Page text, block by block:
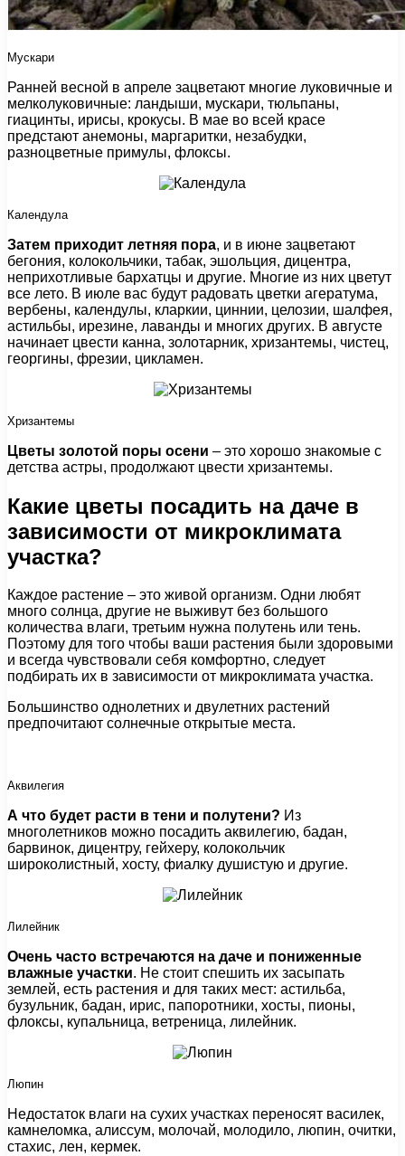
Мускари
Ранней весной в апреле зацветают многие луковичные и
мелколуковичные: ландыши, мускари, тюльпаны,
гиацинты, ирисы, крокусы. В мае во всей красе
предстают анемоны, маргаритки, незабудки,
разноцветные примулы, флоксы.
Календула
Затем приходит летняя пора, и в июне зацветают
бегония, колокольчики, табак, эшольция, дицентра,
неприхотливые бархатцы и другие. Многие из них цветут
все лето. В июле вас будут радовать цветки агератума,
вербены, календулы, кларкии, циннии, целозии, шалфея,
астильбы, ирезине, лаванды и многих других. В августе
начинает цвести канна, золотарник, хризантемы, чистец,
георгины, фрезии, цикламен.
Хризантемы
Цветы золотой поры осени – это хорошо знакомые с
детства астры, продолжают цвести хризантемы.
Какие цветы посадить на даче в
зависимости от микроклимата
участка?
Каждое растение – это живой организм. Одни любят
много солнца, другие не выживут без большого
количества влаги, третьим нужна полутень или тень.
Поэтому для того чтобы ваши растения были здоровыми
и всегда чувствовали себя комфортно, следует
подбирать их в зависимости от микроклимата участка.
Большинство однолетних и двулетних растений
предпочитают солнечные открытые места.
Аквилегия
А что будет расти в тени и полутени? Из
многолетников можно посадить аквилегию, бадан,
барвинок, дицентру, гейхеру, колокольчик
широколистный, хосту, фиалку душистую и другие.
Лилейник
Очень часто встречаются на даче и пониженные
влажные участки. Не стоит спешить их засыпать
землей, есть растения и для таких мест: астильба,
бузульник, бадан, ирис, папоротники, хосты, пионы,
флоксы, купальница, ветреница, лилейник.
Люпин
Недостаток влаги на сухих участках переносят василек,
камнеломка, алиссум, молочай, молодило, люпин, очитки,
стахис, лен, кермек.